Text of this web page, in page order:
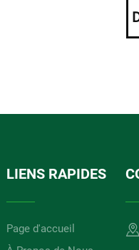
LIENS RAPIDES
Page d'accueil